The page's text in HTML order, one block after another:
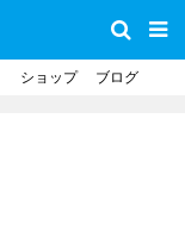
ショップ ブログ